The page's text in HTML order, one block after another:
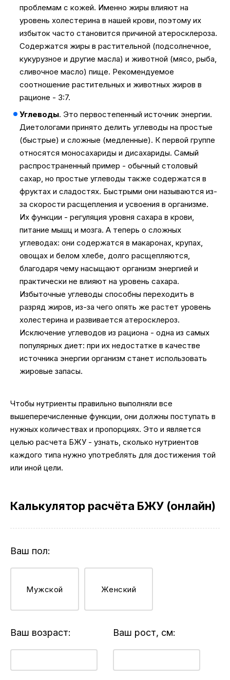
проблемам с кожей. Именно жиры влияют на
уровень холестерина в нашей крови, поэтому их
избыток часто становится причиной атеросклероза.
Содержатся жиры в растительной (подсолнечное,
кукурузное и другие масла) и животной (мясо, рыба,
сливочное масло) пище. Рекомендуемое
соотношение растительных и животных жиров в
рационе - 3:7.
Углеводы. Это первостепенный источник энергии.
Диетологами принято делить углеводы на простые
(быстрые) и сложные (медленные). К первой группе
относятся моносахариды и дисахариды. Самый
распространенный пример - обычный столовый
сахар, но простые углеводы также содержатся в
фруктах и сладостях. Быстрыми они называются из-
за скорости расщепления и усвоения в организме.
Их функции - регуляция уровня сахара в крови,
питание мышц и мозга. А теперь о сложных
углеводах: они содержатся в макаронах, крупах,
овощах и белом хлебе, долго расщепляются,
благодаря чему насыщают организм энергией и
практически не влияют на уровень сахара.
Избыточные углеводы способны переходить в
разряд жиров, из-за чего опять же растет уровень
холестерина и развивается атеросклероз.
Исключение углеводов из рациона - одна из самых
популярных диет: при их недостатке в качестве
источника энергии организм станет использовать
жировые запасы.
Чтобы нутриенты правильно выполняли все
вышеперечисленные функции, они должны поступать в
нужных количествах и пропорциях. Это и является
целью расчета БЖУ - узнать, сколько нутриентов
каждого типа нужно употреблять для достижения той
или иной цели.
Калькулятор расчёта БЖУ (онлайн)
Ваш пол:
Мужской Женский
Ваш возраст: Ваш рост, см: